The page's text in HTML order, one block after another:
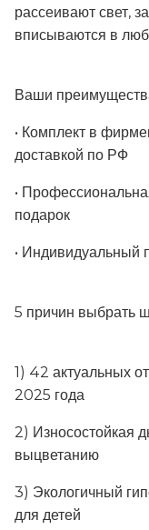
рассеивают свет,
вписываются в
Ваши
• Комплект в
доставкой по РФ
•
подарок
• Индивидуальный
5 причин выбрать
1) 42 актуальных
2025 года
2) Износостойкая
выцветанию
3) Экологичный
для детей